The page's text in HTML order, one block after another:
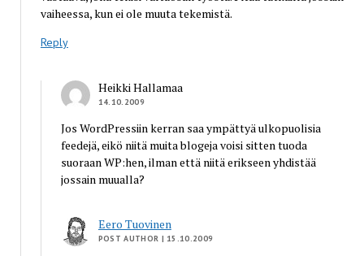
vaiheessa, kun ei ole muuta tekemistä.
Reply
Heikki Hallamaa
14.10.2009
Jos WordPressiin kerran saa ympättyä ulkopuolisia
feedejä, eikö niitä muita blogeja voisi sitten tuoda
suoraan WP:hen, ilman että niitä erikseen yhdistää
jossain muualla?
Eero Tuovinen
POST AUTHOR | 15.10.2009